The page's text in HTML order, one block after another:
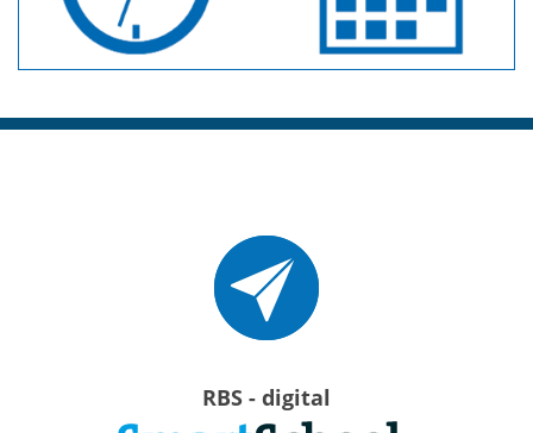
RBS - digital